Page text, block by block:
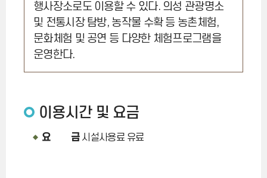
행사장소로도 이용할 수 있다. 의성 관광명소
및 전통시장 탐방, 농작물 수확 등 농촌체험,
문화체험 및 공연 등 다양한 체험프로그램을
운영한다.
이용시간 및 요금
요 금시설사용료 유료